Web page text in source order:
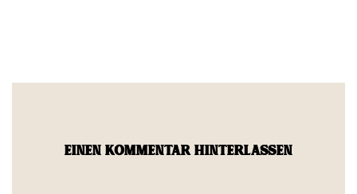
EINEN KOMMENTAR HINTERLASSEN